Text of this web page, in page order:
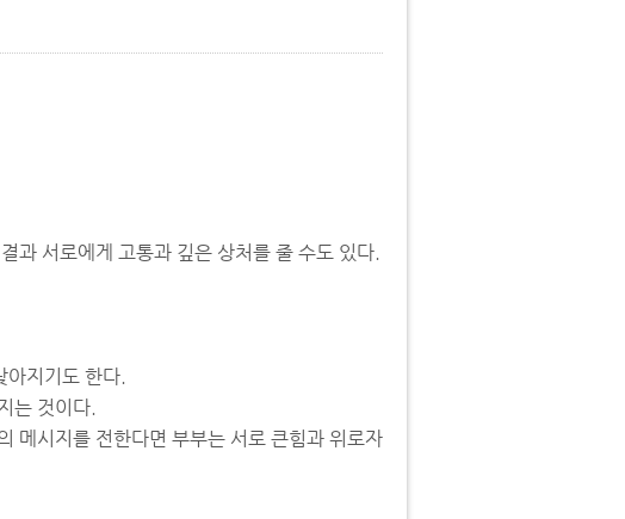
과 서로에게 고통과 깊은 상처를 줄 수도 있다.
아지기도 한다.
는 것이다.
메시지를 전한다면 부부는 서로 큰힘과 위로자